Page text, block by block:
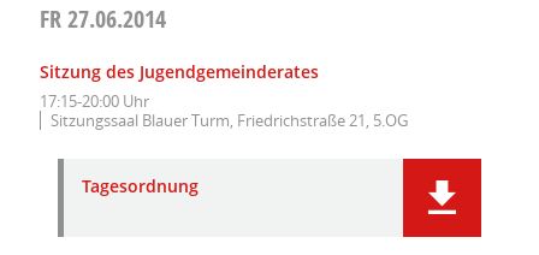
FR27.06.2014
Sitzung des Jugendgemeinderates
17:15-20:00 Uhr
Sitzungssaal Blauer Turm, Friedrichstraße 21, 5.OG
Tagesordnung